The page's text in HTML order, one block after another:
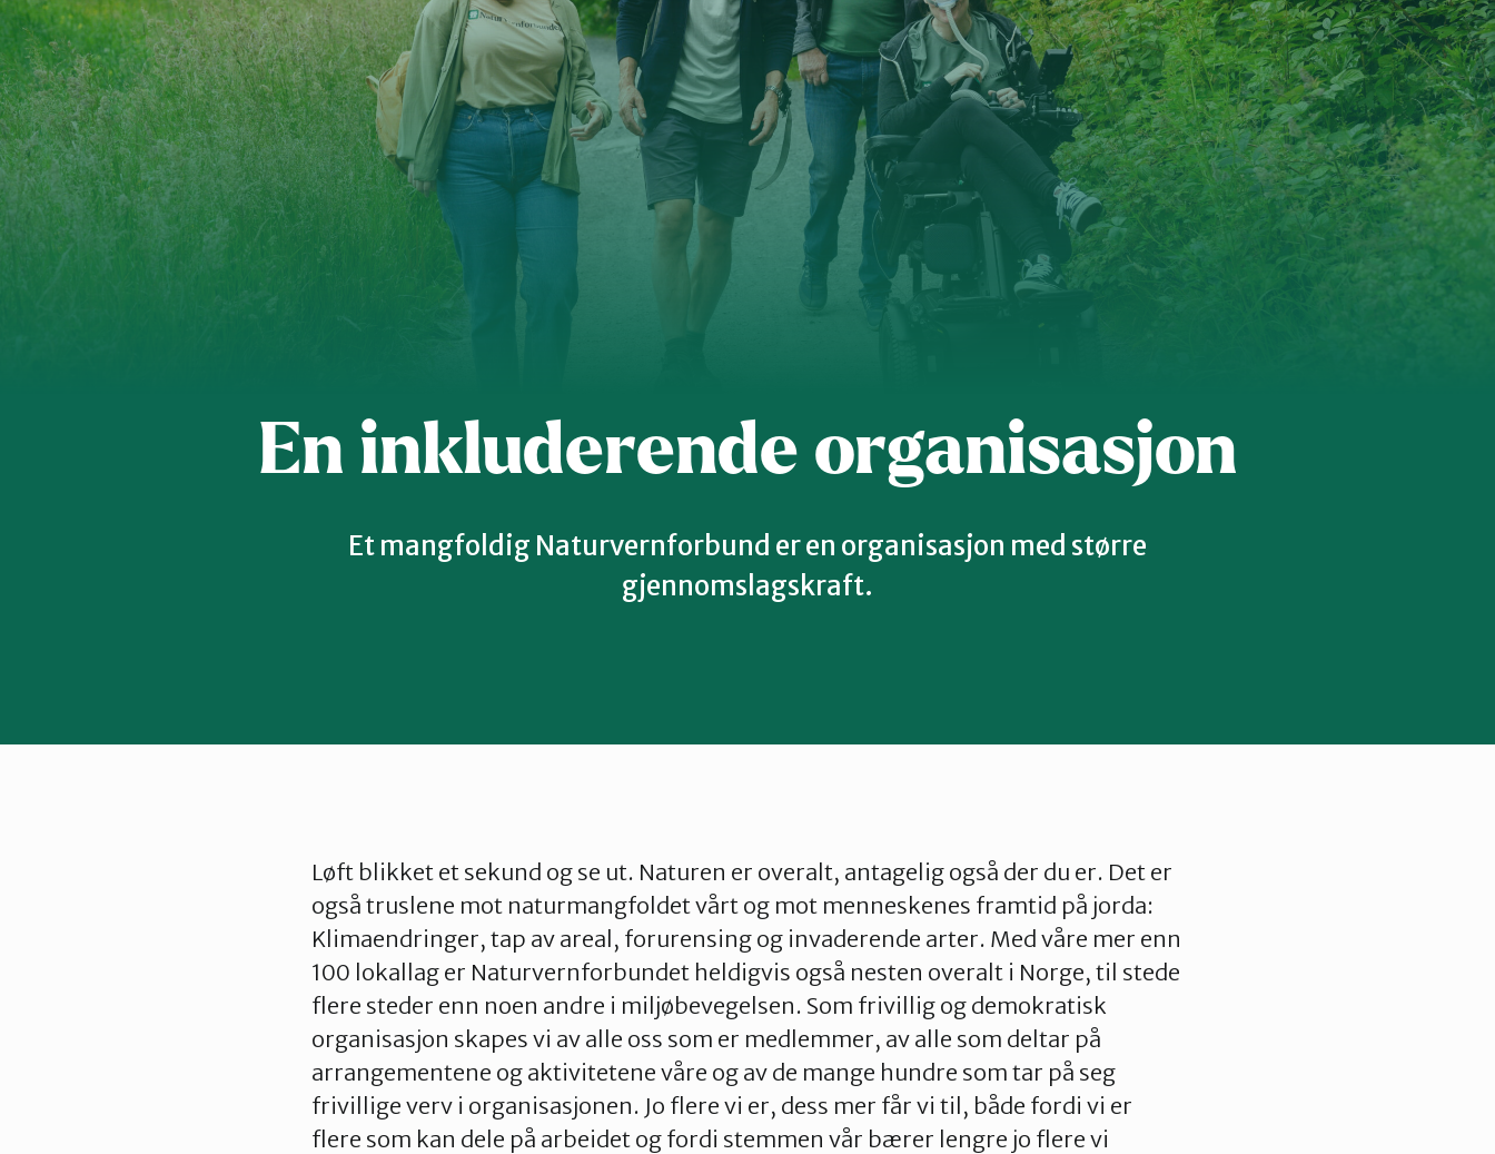
Kontakt ossDette er Naturvernforbundet Vår historie En inkluderende organisasjonFor presseLedige stillinger
Styrende dokumenterDelta på digitale møterNatur & miljøInformation in English
En inkluderende organisasjon
Et mangfoldig Naturvernforbund er en organisasjon med større
gjennomslagskraft.
Løft blikket et sekund og se ut. Naturen er overalt, antagelig også der du er. Det er
også truslene mot naturmangfoldet vårt og mot menneskenes framtid på jorda:
Klimaendringer, tap av areal, forurensing og invaderende arter. Med våre mer enn
100 lokallag er Naturvernforbundet heldigvis også nesten overalt i Norge, til stede
flere steder enn noen andre i miljøbevegelsen. Som frivillig og demokratisk
organisasjon skapes vi av alle oss som er medlemmer, av alle som deltar på
arrangementene og aktivitetene våre og av de mange hundre som tar på seg
frivillige verv i organisasjonen. Jo flere vi er, dess mer får vi til, både fordi vi er
flere som kan dele på arbeidet og fordi stemmen vår bærer lengre jo flere vi